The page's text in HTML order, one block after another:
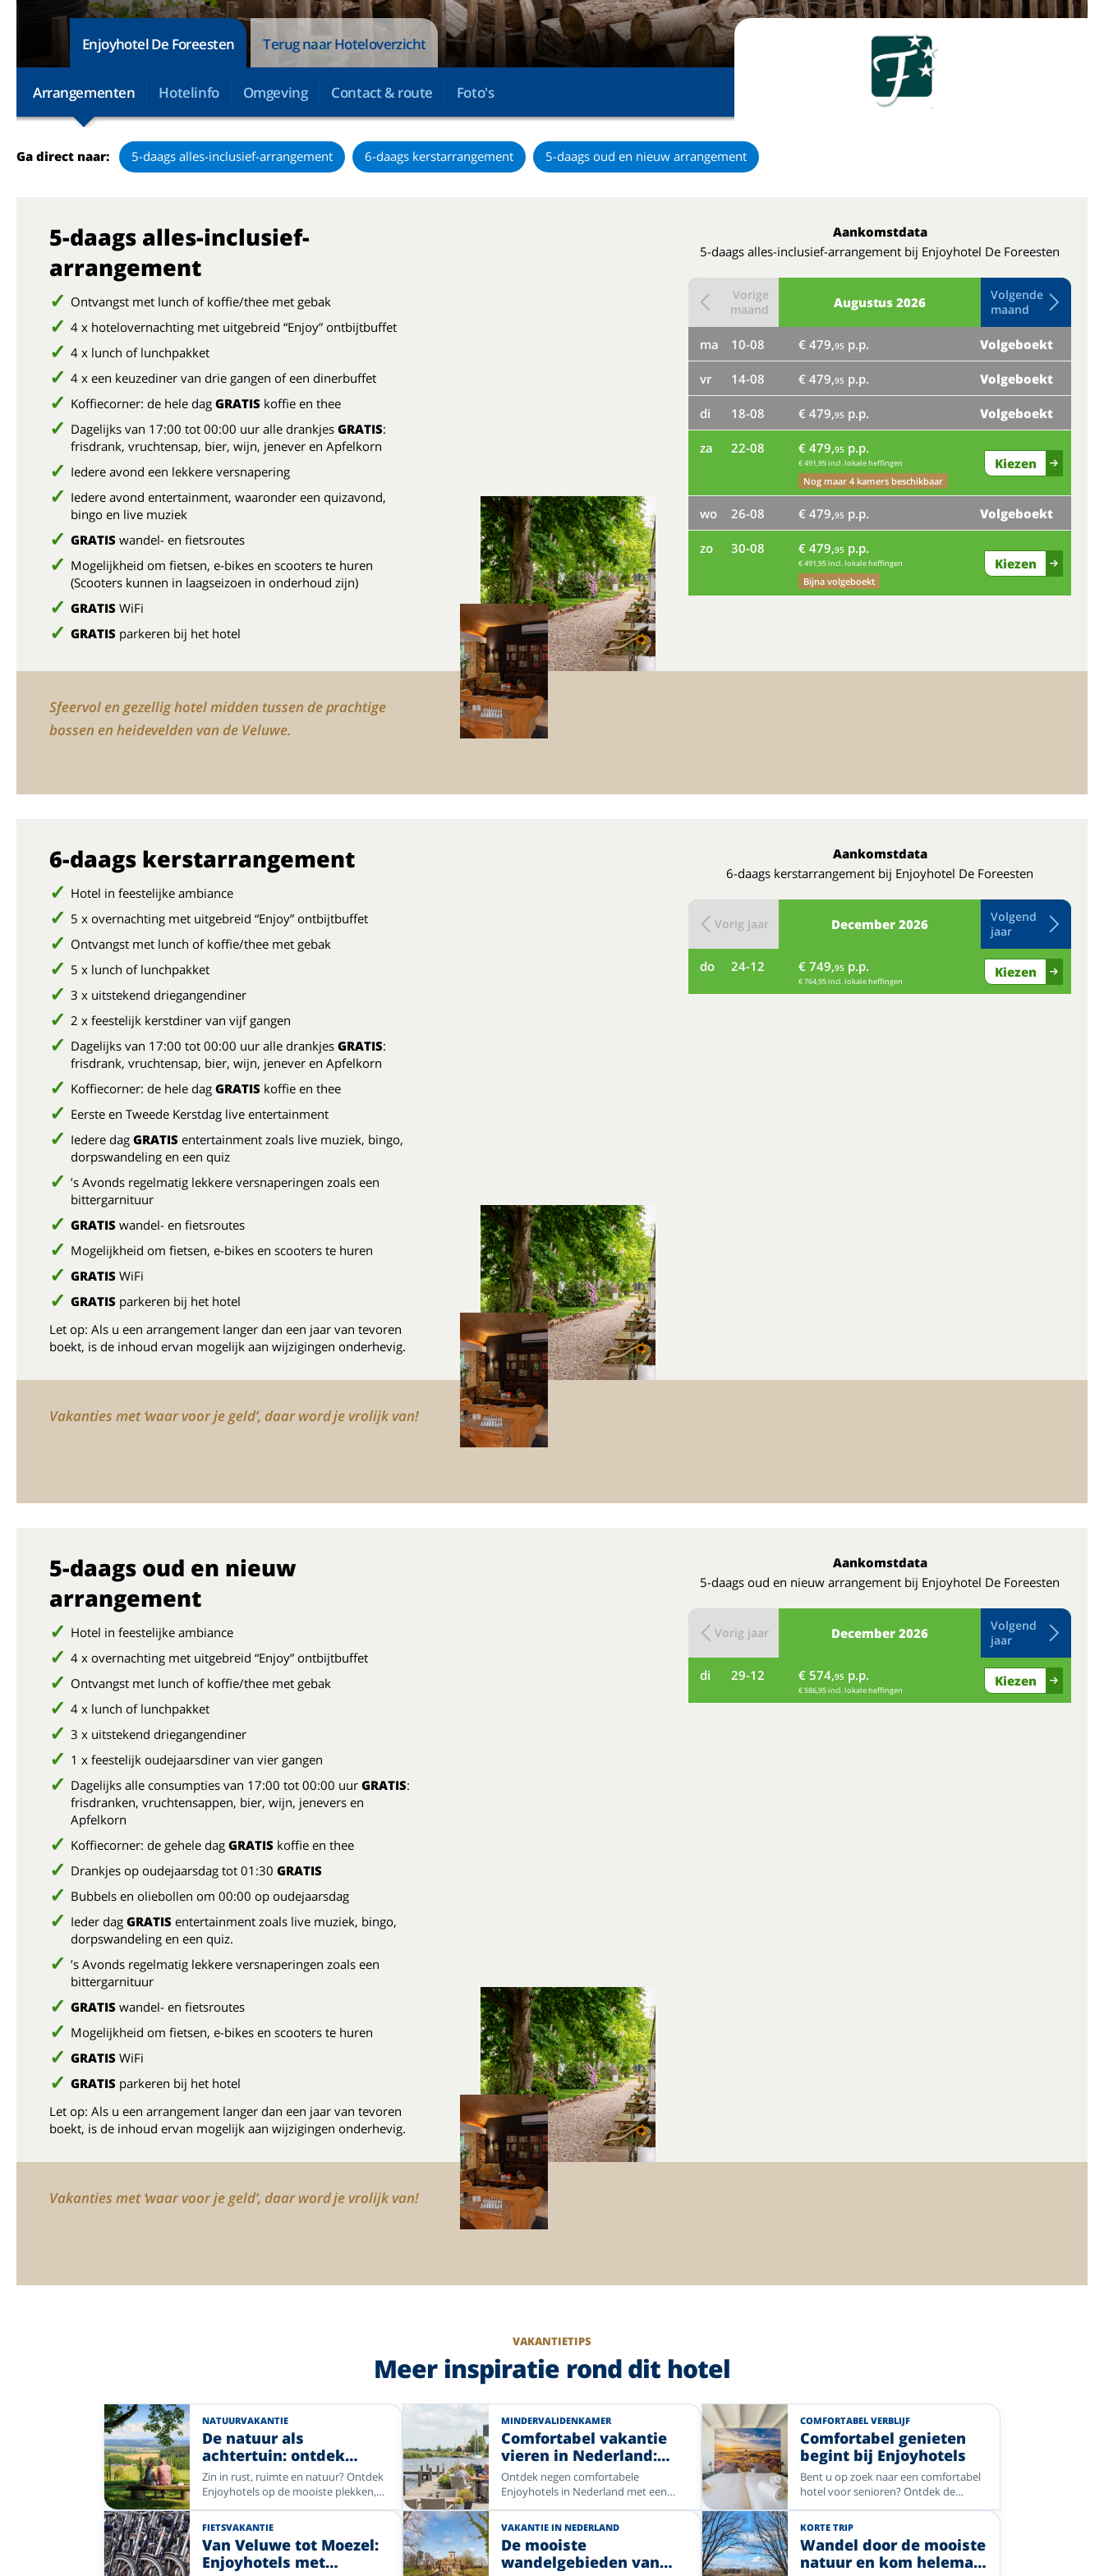
Enjoyhotel De Foreesten Terug naar Hoteloverzicht
Arrangementen Hotelinfo Omgeving Contact & route Foto's
Ga direct naar: 5-daags alles-inclusief-arrangement 6-daags kerstarrangement 5-daags oud en nieuw arrangement
5-daags alles-inclusief-
arrangement
Ontvangst met lunch of koffie/thee met gebak
4 x hotelovernachting met uitgebreid “Enjoy” ontbijtbuffet
4 x lunch of lunchpakket
4 x een keuzediner van drie gangen of een dinerbuffet
Koffiecorner: de hele dag GRATIS koffie en thee
Dagelijks van 17:00 tot 00:00 uur alle drankjes GRATIS:
frisdrank, vruchtensap, bier, wijn, jenever en Apfelkorn
Iedere avond een lekkere versnapering
Iedere avond entertainment, waaronder een quizavond,
bingo en live muziek
GRATIS wandel- en fietsroutes
Mogelijkheid om fietsen, e-bikes en scooters te huren
(Scooters kunnen in laagseizoen in onderhoud zijn)
GRATIS WiFi
GRATIS parkeren bij het hotel
Aankomstdata
5-daags alles-inclusief-arrangement bij Enjoyhotel De Foreesten
Augustus 2026
Vorige
maand
Volgende
maand
ma 10-08 € 479,95 p.p. Volgeboekt
vr 14-08 € 479,95 p.p. Volgeboekt
di 18-08 € 479,95 p.p. Volgeboekt
za 22-08 € 479,95 p.p.
€ 491,95 incl. lokale heffingen
Nog maar 4 kamers beschikbaar
Kiezen
wo 26-08 € 479,95 p.p. Volgeboekt
zo 30-08 € 479,95 p.p.
€ 491,95 incl. lokale heffingen
Bijna volgeboekt
Kiezen
Sfeervol en gezellig hotel midden tussen de prachtige
bossen en heidevelden van de Veluwe.
6-daags kerstarrangement
Hotel in feestelijke ambiance
5 x overnachting met uitgebreid “Enjoy” ontbijtbuffet
Ontvangst met lunch of koffie/thee met gebak
5 x lunch of lunchpakket
3 x uitstekend driegangendiner
2 x feestelijk kerstdiner van vijf gangen
Dagelijks van 17:00 tot 00:00 uur alle drankjes GRATIS:
frisdrank, vruchtensap, bier, wijn, jenever en Apfelkorn
Koffiecorner: de hele dag GRATIS koffie en thee
Eerste en Tweede Kerstdag live entertainment
Iedere dag GRATIS entertainment zoals live muziek, bingo,
dorpswandeling en een quiz
’s Avonds regelmatig lekkere versnaperingen zoals een
bittergarnituur
GRATIS wandel- en fietsroutes
Mogelijkheid om fietsen, e-bikes en scooters te huren
GRATIS WiFi
GRATIS parkeren bij het hotel
Let op: Als u een arrangement langer dan een jaar van tevoren
boekt, is de inhoud ervan mogelijk aan wijzigingen onderhevig.
Aankomstdata
6-daags kerstarrangement bij Enjoyhotel De Foreesten
December 2026
Vorig jaar
Volgend
jaar
do 24-12 € 749,95 p.p.
€ 764,95 incl. lokale heffingen
Kiezen
Vakanties met ‘waar voor je geld’, daar word je vrolijk van!
5-daags oud en nieuw
arrangement
Hotel in feestelijke ambiance
4 x overnachting met uitgebreid “Enjoy” ontbijtbuffet
Ontvangst met lunch of koffie/thee met gebak
4 x lunch of lunchpakket
3 x uitstekend driegangendiner
1 x feestelijk oudejaarsdiner van vier gangen
Dagelijks alle consumpties van 17:00 tot 00:00 uur GRATIS:
frisdranken, vruchtensappen, bier, wijn, jenevers en
Apfelkorn
Koffiecorner: de gehele dag GRATIS koffie en thee
Drankjes op oudejaarsdag tot 01:30 GRATIS
Bubbels en oliebollen om 00:00 op oudejaarsdag
Ieder dag GRATIS entertainment zoals live muziek, bingo,
dorpswandeling en een quiz.
’s Avonds regelmatig lekkere versnaperingen zoals een
bittergarnituur
GRATIS wandel- en fietsroutes
Mogelijkheid om fietsen, e-bikes en scooters te huren
GRATIS WiFi
GRATIS parkeren bij het hotel
Let op: Als u een arrangement langer dan een jaar van tevoren
boekt, is de inhoud ervan mogelijk aan wijzigingen onderhevig.
Aankomstdata
5-daags oud en nieuw arrangement bij Enjoyhotel De Foreesten
December 2026
Vorig jaar
Volgend
jaar
di 29-12 € 574,95 p.p.
€ 586,95 incl. lokale heffingen
Kiezen
Vakanties met ‘waar voor je geld’, daar word je vrolijk van!
VAKANTIETIPS
Meer inspiratie rond dit hotel
NATUURVAKANTIE
De natuur als
achtertuin: ontdek
sfeervolle Enjoyhotels
Zin in rust, ruimte en natuur? Ontdek
Enjoyhotels op de mooiste plekken,
van de Veluwe en Achterhoek tot de
Wadden, het Sauerland, de
Lüneburger Heide, de Ardennen en de
Franse Noord-Vogezen. Wandel door
bossen en over heidevelden, adem de
MINDERVALIDENKAMER
Comfortabel vakantie
vieren in Nederland:
Enjoyhotels met
mindervalidekamers
Ontdek negen comfortabele
Enjoyhotels in Nederland met een
mindervalidenkamer. Van de frisse
zeelucht aan de kust tot de rust van
de Veluwe, Friesland, Bergen, de
Betuwe en de Achterhoek: kies uw
favoriete bestemming en geniet
COMFORTABEL VERBLIJF
Comfortabel genieten
begint bij Enjoyhotels
Bent u op zoek naar een comfortabel
hotel voor senioren? Ontdek de
veelzijdige selectie Enjoyhotels met
een lift, toegankelijke kamers en
eenpersoonskamers. Kies voor een
ontspannen verblijf in de natuur, een
wellnesshotel of een gezellige
FIETSVAKANTIE
Van Veluwe tot Moezel:
Enjoyhotels met
VAKANTIE IN NEDERLAND
De mooiste
wandelgebieden van
KORTE TRIP
Wandel door de mooiste
natuur en kom helemaal